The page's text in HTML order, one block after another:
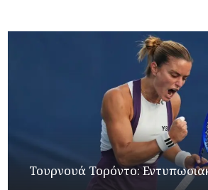
Τουρνουά Τορόντο: